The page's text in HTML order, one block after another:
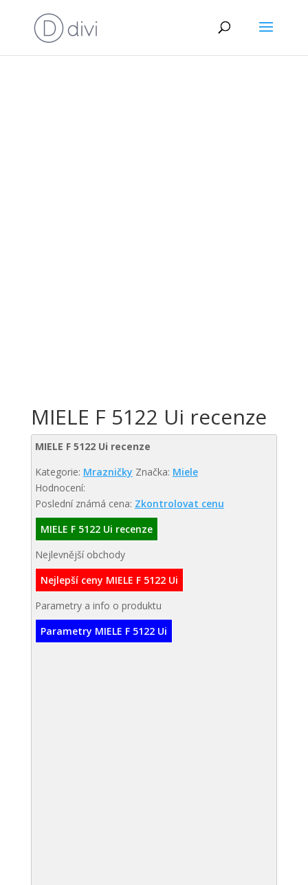
MIELE F 5122 Ui recenze
MIELE F 5122 Ui recenze
Kategorie: Mrazničky Značka: Miele
Hodnocení:
Poslední známá cena: Zkontrolovat cenu
MIELE F 5122 Ui recenze
Nejlevnější obchody
Nejlepší ceny MIELE F 5122 Ui
Parametry a info o produktu
Parametry MIELE F 5122 Ui